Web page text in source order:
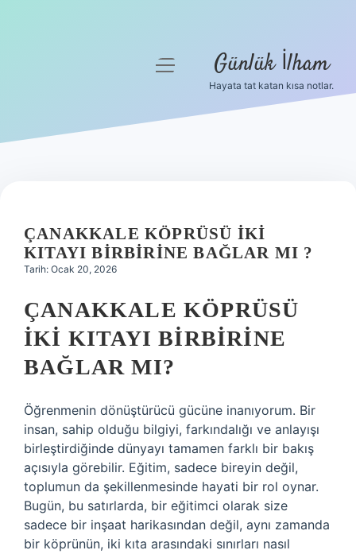
Hakkımızda
menüyü
Günlük İlham
Hayata tat katan kısa notlar.
ÇANAKKALE KÖPRÜSÜ IKI
KITAYI BIRBIRINE BAĞLAR MI ?
Tarih: Ocak 20, 2026
ÇANAKKALE KÖPRÜSÜ
İKI KITAYI BIRBIRINE
BAĞLAR MI?
Öğrenmenin dönüştürücü gücüne inanıyorum. Bir
insan, sahip olduğu bilgiyi, farkındalığı ve anlayışı
birleştirdiğinde dünyayı tamamen farklı bir bakış
açısıyla görebilir. Eğitim, sadece bireyin değil,
toplumun da şekillenmesinde hayati bir rol oynar.
Bugün, bu satırlarda, bir eğitimci olarak size
sadece bir inşaat harikasından değil, aynı zamanda
bir köprünün, iki kıta arasındaki sınırları nasıl